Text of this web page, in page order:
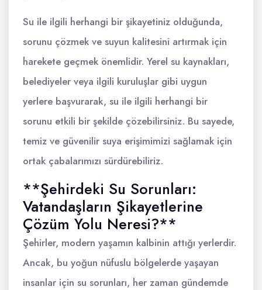
Su ile ilgili herhangi bir şikayetiniz olduğunda,
sorunu çözmek ve suyun kalitesini artırmak için
harekete geçmek önemlidir. Yerel su kaynakları,
belediyeler veya ilgili kuruluşlar gibi uygun
yerlere başvurarak, su ile ilgili herhangi bir
sorunu etkili bir şekilde çözebilirsiniz. Bu sayede,
temiz ve güvenilir suya erişimimizi sağlamak için
ortak çabalarımızı sürdürebiliriz.
**Şehirdeki Su Sorunları:
Vatandaşların Şikayetlerine
Çözüm Yolu Neresi?**
Şehirler, modern yaşamın kalbinin attığı yerlerdir.
Ancak, bu yoğun nüfuslu bölgelerde yaşayan
insanlar için su sorunları, her zaman gündemde